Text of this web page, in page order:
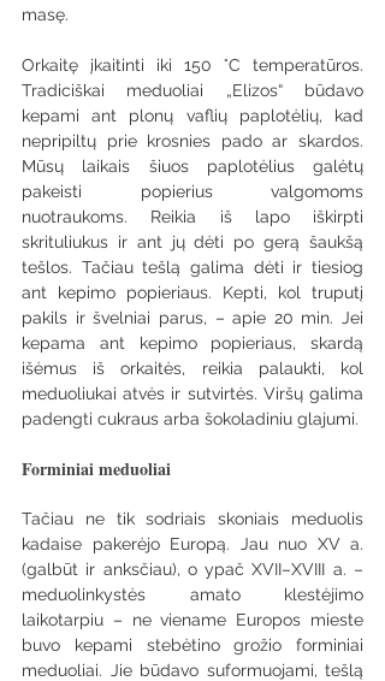
masę.
Orkaitę įkaitinti iki 150 °C temperatūros.
Tradiciškai meduoliai „Elizos“ būdavo
kepami ant plonų vaflių paplotėlių, kad
nepripiltų prie krosnies pado ar skardos.
Mūsų laikais šiuos paplotėlius galėtų
pakeisti popierius valgomoms
nuotraukoms. Reikia iš lapo iškirpti
skrituliukus ir ant jų dėti po gerą šaukšą
tešlos. Tačiau tešlą galima dėti ir tiesiog
ant kepimo popieriaus. Kepti, kol truputį
pakils ir švelniai parus, – apie 20 min. Jei
kepama ant kepimo popieriaus, skardą
išėmus iš orkaitės, reikia palaukti, kol
meduoliukai atvės ir sutvirtės. Viršų galima
padengti cukraus arba šokoladiniu glajumi.
Forminiai meduoliai
Tačiau ne tik sodriais skoniais meduolis
kadaise pakerėjo Europą. Jau nuo XV a.
(galbūt ir anksčiau), o ypač XVII–XVIII a. –
meduolinkystės amato klestėjimo
laikotarpiu – ne viename Europos mieste
buvo kepami stebėtino grožio forminiai
meduoliai. Jie būdavo suformuojami, tešlą